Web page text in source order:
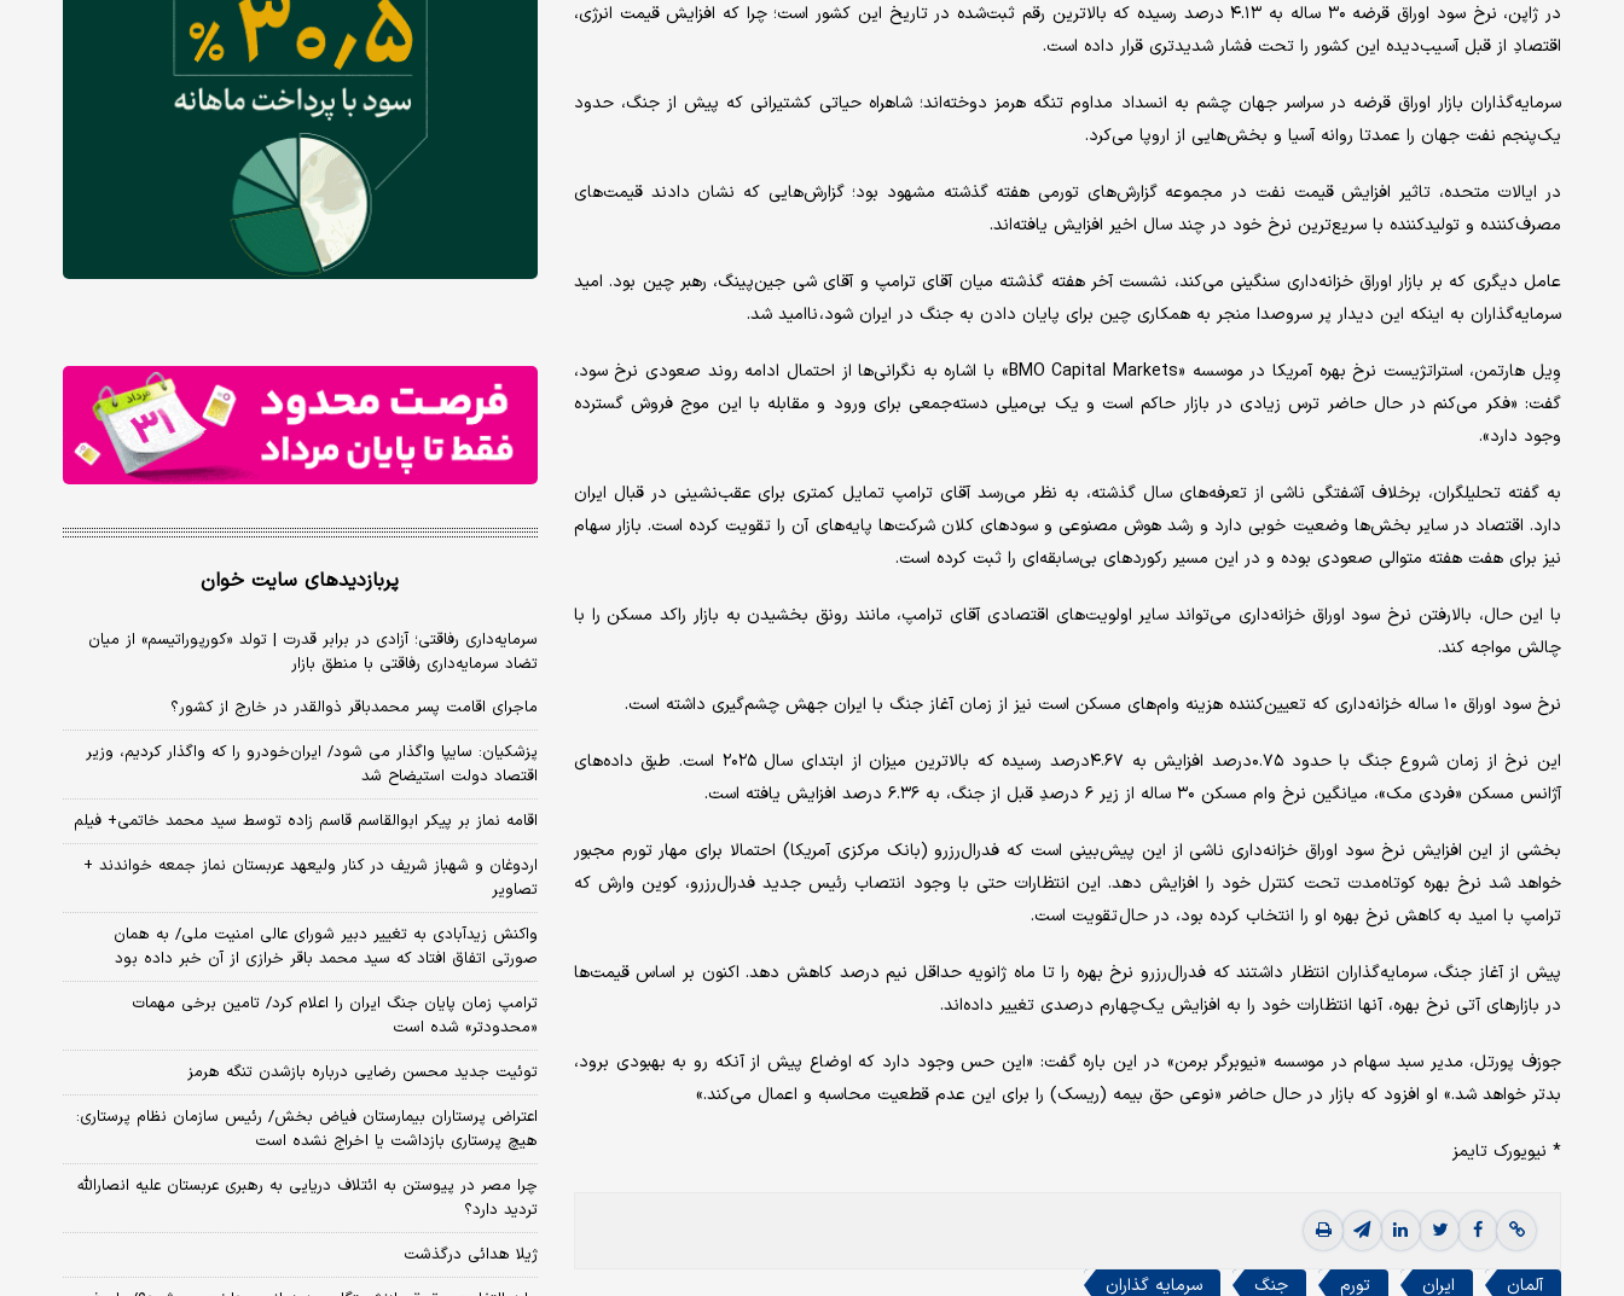
در ژاپن، نرخ سود اوراق قرضه ۳۰ ساله به ۴.۱۳ درصد رسیده که بالاترین رقم ثبت‌شده در تاریخ این کشور است؛ چرا که افزایش قیمت انرژی،
اقتصادِ از قبل آسیب‌دیده این کشور را تحت فشار شدیدتری قرار داده است.
سرمایه‌گذاران بازار اوراق قرضه در سراسر جهان چشم به انسداد مداوم تنگه هرمز دوخته‌اند؛ شاهراه حیاتی کشتیرانی که پیش از جنگ، حدود
یک‌پنجم نفت جهان را عمدتا روانه آسیا و بخش‌هایی از اروپا می‌کرد.
در ایالات متحده، تاثیر افزایش قیمت نفت در مجموعه گزارش‌های تورمی هفته گذشته مشهود بود؛ گزارش‌هایی که نشان دادند قیمت‌های
مصرف‌کننده و تولیدکننده با سریع‌ترین نرخ خود در چند سال اخیر افزایش یافته‌اند.
عامل دیگری که بر بازار اوراق خزانه‌داری سنگینی می‌کند، نشست آخر هفته گذشته میان آقای ترامپ و آقای شی جین‌پینگ، رهبر چین بود. امید
سرمایه‌گذاران به اینکه این دیدار پر سروصدا منجر به همکاری چین برای پایان دادن به جنگ در ایران شود، ناامید شد.
وِیل‌ هارتمن، استراتژیست نرخ بهره آمریکا در موسسه «BMO Capital Markets» با اشاره به نگرانی‌ها از احتمال ادامه روند صعودی نرخ سود،
گفت: «فکر می‌کنم در حال حاضر ترس زیادی در بازار حاکم است و یک بی‌میلی دسته‌جمعی برای ورود و مقابله با این موج فروش گسترده
وجود دارد».
به گفته تحلیلگران، برخلاف آشفتگی ناشی از تعرفه‌های سال گذشته، به نظر می‌رسد آقای ترامپ تمایل کمتری برای عقب‌نشینی در قبال ایران
دارد. اقتصاد در سایر بخش‌ها وضعیت خوبی دارد و رشد هوش مصنوعی و سودهای کلان شرکت‌ها پایه‌های آن را تقویت کرده است. بازار سهام
نیز برای هفت هفته متوالی صعودی بوده و در این مسیر رکوردهای بی‌سابقه‌ای را ثبت کرده است.
با این حال، بالارفتن نرخ سود اوراق خزانه‌داری می‌تواند سایر اولویت‌های اقتصادی آقای ترامپ، مانند رونق بخشیدن به بازار راکد مسکن را با
چالش مواجه کند.
نرخ سود اوراق ۱۰ ساله خزانه‌داری که تعیین‌کننده هزینه وام‌های مسکن است نیز از زمان آغاز جنگ با ایران جهش چشم‌گیری داشته است.
این نرخ از زمان شروع جنگ با حدود ۰.۷۵درصد افزایش به ۴.۶۷درصد رسیده که بالاترین میزان از ابتدای سال ۲۰۲۵ است. طبق داده‌های
آژانس مسکن «فردی مک»، میانگین نرخ وام مسکن ۳۰ ساله از زیر ۶ درصدِ قبل از جنگ، به ۶.۳۶ درصد افزایش یافته است.
بخشی از این افزایش نرخ سود اوراق خزانه‌داری ناشی از این پیش‌بینی است که فدرال‌رزرو (بانک مرکزی آمریکا) احتمالا برای مهار تورم مجبور
خواهد شد نرخ بهره کوتاه‌مدت تحت کنترل خود را افزایش دهد. این انتظارات حتی با وجود انتصاب رئیس جدید فدرال‌رزرو، کوین وارش که
ترامپ با امید به کاهش نرخ بهره او را انتخاب کرده بود، در حال تقویت است.
پیش از آغاز جنگ، سرمایه‌گذاران انتظار داشتند که فدرال‌رزرو نرخ بهره را تا ماه ژانویه حداقل نیم درصد کاهش دهد. اکنون بر اساس قیمت‌ها
در بازارهای آتی نرخ بهره، آنها انتظارات خود را به افزایش یک‌چهارم درصدی تغییر داده‌اند.
جوزف پورتل، مدیر سبد سهام در موسسه «نیوبرگر برمن» در این باره گفت: «این حس وجود دارد که اوضاع پیش از آنکه رو به بهبودی برود،
بدتر خواهد شد.» او افزود که بازار در حال حاضر «نوعی حق بیمه (ریسک) را برای این عدم قطعیت محاسبه و اعمال می‌کند.»
* نیویورک تایمز
آلمان ایران تورم جنگ سرمایه گذاران
پربازدیدهای سایت خوان
سرمایه‌داری رفاقتی؛ آزادی در برابر قدرت | تولد «کورپوراتیسم» از میان
تضاد سرمایه‌داری رفاقتی با منطق بازار
ماجرای اقامت پسر محمدباقر ذوالقدر در خارج از کشور؟
پزشکیان: سایپا واگذار می شود/ ایران‌خودرو را که واگذار کردیم، وزیر
اقتصاد دولت استیضاح شد
اقامه نماز بر پیکر ابوالقاسم قاسم زاده توسط سید محمد خاتمی+ فیلم
اردوغان و شهباز شریف در کنار ولیعهد عربستان نماز جمعه خواندند +
تصاویر
واکنش زیدآبادی به تغییر دبیر شورای عالی امنیت ملی/ به همان
صورتی اتفاق افتاد که سید محمد باقر خرازی از آن خبر داده بود
ترامپ زمان پایان جنگ ایران را اعلام کرد/ تامین برخی مهمات
«محدودتر» شده است
توئیت جدید محسن رضایی درباره بازشدن تنگه هرمز
اعتراض پرستاران بیمارستان فیاض بخش/ رئیس سازمان نظام پرستاری:
هیچ پرستاری بازداشت یا اخراج نشده است
چرا مصر در پیوستن به ائتلاف دریایی به رهبری عربستان علیه انصارالله
تردید دارد؟
ژیلا هدائی درگذشت